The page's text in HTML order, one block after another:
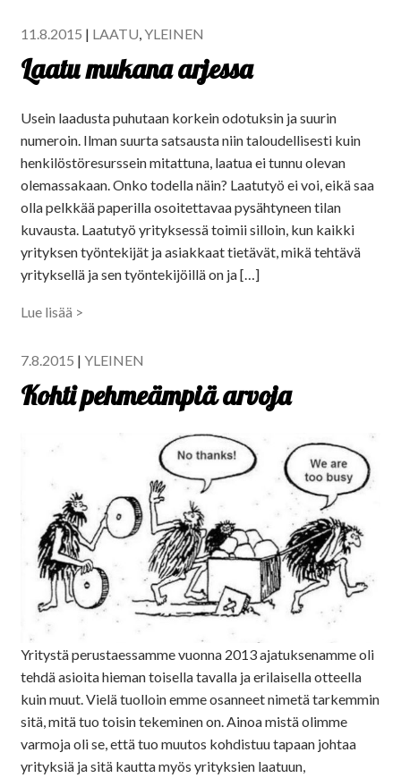
11.8.2015 | LAATU,YLEINEN
Laatu mukana arjessa
Usein laadusta puhutaan korkein odotuksin ja suurin
numeroin. Ilman suurta satsausta niin taloudellisesti kuin
henkilöstöresurssein mitattuna, laatua ei tunnu olevan
olemassakaan. Onko todella näin? Laatutyö ei voi, eikä saa
olla pelkkää paperilla osoitettavaa pysähtyneen tilan
kuvausta. Laatutyö yrityksessä toimii silloin, kun kaikki
yrityksen työntekijät ja asiakkaat tietävät, mikä tehtävä
yrityksellä ja sen työntekijöillä on ja […]
Lue lisää >
7.8.2015 | YLEINEN
Kohti pehmeämpiä arvoja
Yritystä perustaessamme vuonna 2013 ajatuksenamme oli
tehdä asioita hieman toisella tavalla ja erilaisella otteella
kuin muut. Vielä tuolloin emme osanneet nimetä tarkemmin
sitä, mitä tuo toisin tekeminen on. Ainoa mistä olimme
varmoja oli se, että tuo muutos kohdistuu tapaan johtaa
yrityksiä ja sitä kautta myös yrityksien laatuun,